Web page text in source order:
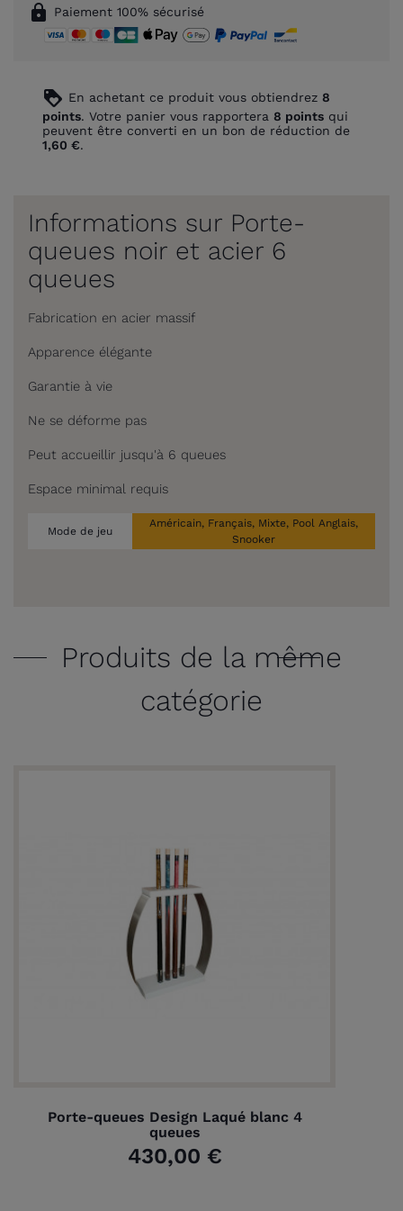
lock Paiement 100% sécurisé
loyalty En achetant ce produit vous obtiendrez 8
points. Votre panier vous rapportera 8 points qui
peuvent être converti en un bon de réduction de
1,60 €.
Informations sur Porte-
queues noir et acier 6
queues
Fabrication en acier massif
Apparence élégante
Garantie à vie
Ne se déforme pas
Peut accueillir jusqu'à 6 queues
Espace minimal requis
Mode de jeu
Américain, Français, Mixte, Pool Anglais,
Snooker
Produits de la même
catégorie
Porte-queues Design Laqué blanc 4
queues
430,00 €